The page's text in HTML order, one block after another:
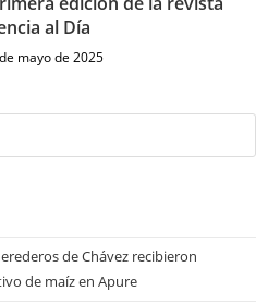
al Día
mayo de 2025
de Chávez recibieron
de maíz en Apure